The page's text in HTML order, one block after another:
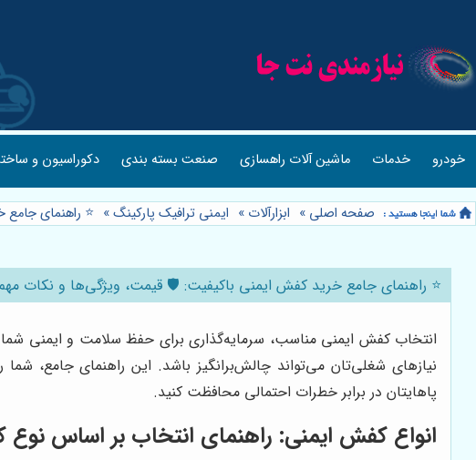
خودرو خدمات ماشین آلات راهسازی صنعت بسته بندی دکوراسیون و
صفحه اصلی » ابزارآلات » ایمنی ترافیک پارکینگ» ⭐️ راهنمای
⭐️ راهنمای جامع خرید کفش ایمنی باکیفیت: 🛡️ قیمت، ویژگی‌ها و نکات
انتخاب کفش ایمنی مناسب، سرمایه‌گذاری برای حفظ سلامت و ایمنی
نیازهای شغلی‌تان می‌تواند چالش‌برانگیز باشد. این راهنمای جامع،
پاهایتان در برابر خطرات احتمالی محافظت کنید.
انواع کفش ایمنی: راهنمای انتخاب بر اساس نوع